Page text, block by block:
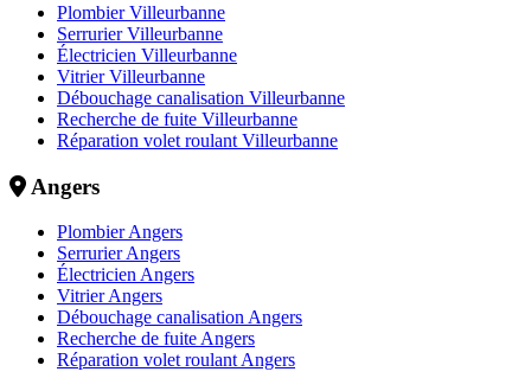
Plombier Villeurbanne
Serrurier Villeurbanne
Électricien Villeurbanne
Vitrier Villeurbanne
Débouchage canalisation Villeurbanne
Recherche de fuite Villeurbanne
Réparation volet roulant Villeurbanne
Angers
Plombier Angers
Serrurier Angers
Électricien Angers
Vitrier Angers
Débouchage canalisation Angers
Recherche de fuite Angers
Réparation volet roulant Angers